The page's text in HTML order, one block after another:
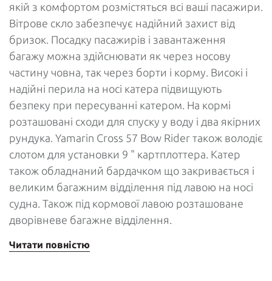
якій з комфортом розмістяться всі ваші пасажири.
Вітрове скло забезпечує надійний захист від
бризок. Посадку пасажирів і завантаження
багажу можна здійснювати як через носову
частину човна, так через борти і корму. Високі і
надійні перила на носі катера підвищують
безпеку при пересуванні катером. На кормі
розташовані сходи для спуску у воду і два якірних
рундука. Yamarin Cross 57 Bow Rider також володіє
слотом для установки 9 " картплоттера. Катер
також обладнаний бардачком що закривається і
великим багажним відділення під лавою на носі
судна. Також під кормової лавою розташоване
дворівневе багажне відділення.
Читати повністю